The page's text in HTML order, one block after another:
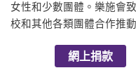
女性和少數團體。樂施會
校和其他各類團體合作推
網上捐款